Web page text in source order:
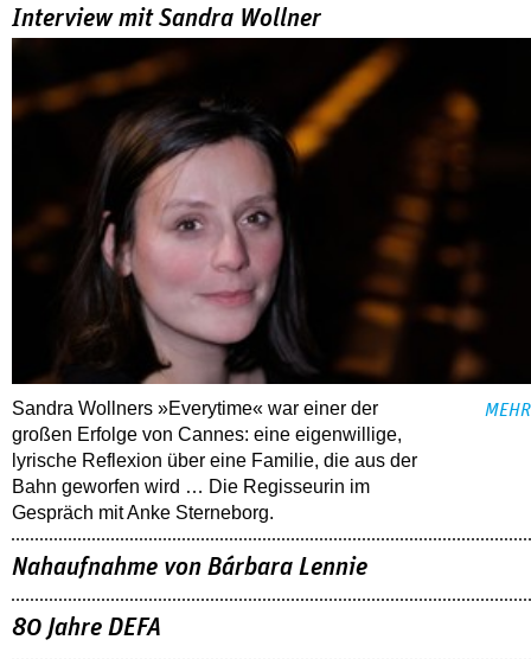
Interview mit Sandra Wollner
Sandra Wollners »Everytime« war einer der
großen Erfolge von Cannes: eine eigenwillige,
lyrische Reflexion über eine ­Familie, die aus der
Bahn geworfen wird … Die Regisseurin im
Gespräch mit Anke Sterneborg.
MEHR
Nahaufnahme von Bárbara Lennie
80 Jahre DEFA